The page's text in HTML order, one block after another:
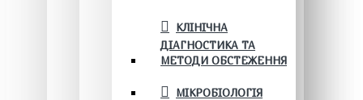
КЛІНІЧНА
ДІАГНОСТИКА ТА
МЕТОДИ ОБСТЕЖЕННЯ
МІКРОБІОЛОГІЯ